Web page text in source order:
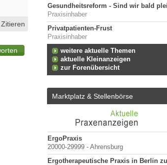
Zitieren
Gesundheitsreform - Sind wir bald
Praxisinhaber
Privatpatienten-Frust
Praxisinhaber
weitere aktuelle Themen
aktuelle Kleinanzeigen
zur Forenübersicht
Marktplatz & Stellenbörse
ErgoPraxis
20000-29999 - Ahrensburg
Ergotherapeutische Praxis in Berlin